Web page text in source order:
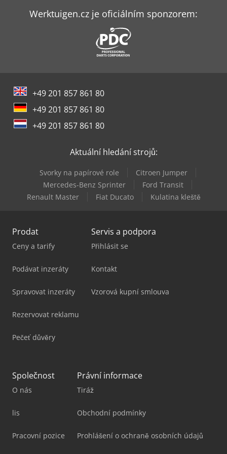
Müller Martini Robusto
Panhans 680/200
Scantool 75X
Wood-Mizer Lt15
Wood-Mizer Lt20
Wood-Mizer Lt40
Werktuigen.cz je oficiálním sponzorem:
+49 201 857 861 80
+49 201 857 861 80
+49 201 857 861 80
Aktuální hledání strojů:
Svorky na papírové role
Citroen Jumper
Mercedes-Benz Sprinter
Ford Transit
Renault Master
Fiat Ducato Kulatina kleště
Prodat
Ceny a tarify
Podávat inzeráty
Spravovat inzeráty
Rezervovat reklamu
Pečeť důvěry
Servis a podpora
Přihlásit se
Kontakt
Vzorová kupní smlouva
Společnost
O nás
lis
Pracovní pozice
Právní informace
Tiráž
Obchodní podmínky
Prohlášení o ochraně osobních údajů